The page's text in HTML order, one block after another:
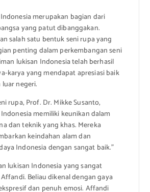
merupakan bagian dari
yang patut dibanggakan.
salah satu bentuk seni rupa yang
penting dalam perkembangan seni
lukisan Indonesia telah berhasil
karya yang mendapat apresiasi baik
negeri.
rupa, Prof. Dr. Mikke Susanto,
memiliki keunikan dalam
dan teknik yang khas. Mereka
keindahan alam dan
Indonesia dengan sangat baik.”
lukisan Indonesia yang sangat
Beliau dikenal dengan gaya
dan penuh emosi. Affandi